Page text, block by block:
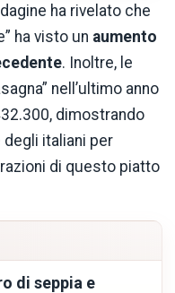
ha rivelato che
ha visto un aumento
. Inoltre, le
nell’ultimo anno
dimostrando
italiani per
di questo piatto
di seppia e